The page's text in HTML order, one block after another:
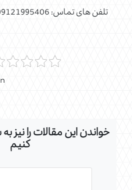
تلفن های تماس: 09121995406 – 02128111034
خواندن این مقالات را نیز
کنیم